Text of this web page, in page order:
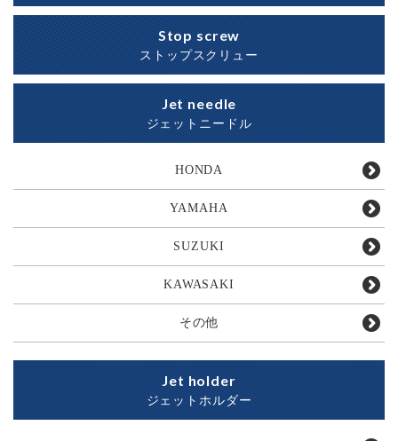
Stop screw
ストップスクリュー
Jet needle
ジェットニードル
HONDA
YAMAHA
SUZUKI
KAWASAKI
その他
Jet holder
ジェットホルダー